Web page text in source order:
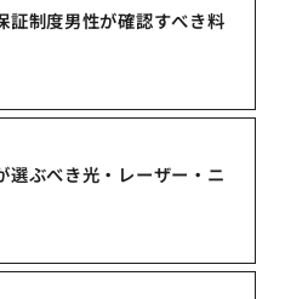
証制度男性が確認すべき料
選ぶべき光・レーザー・ニ